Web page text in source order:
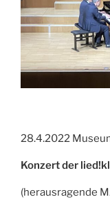
28.4.2022
Konzert der
(herausragende